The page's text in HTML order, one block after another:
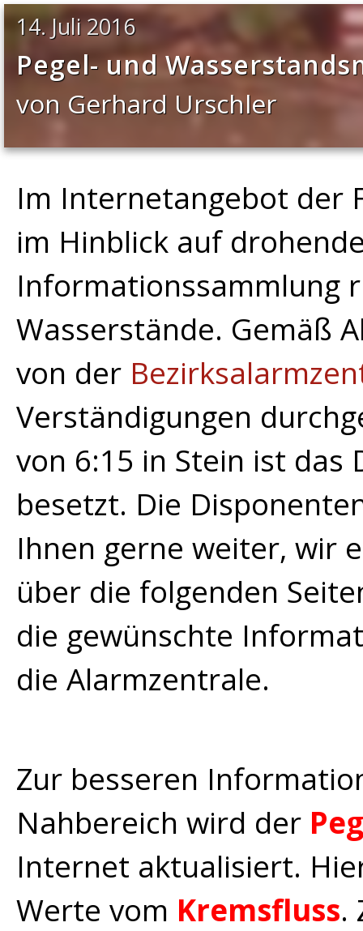
14. Juli 2016
Pegel- und
von Gerhard Urschler
Im Internetangebot der
im Hinblick auf
Informationssammlung
Wasserstände. Gemäß
von der
Verständigungen
von 6:15 in Stein ist
besetzt. Die
Ihnen gerne weiter, wir
über die folgenden
die gewünschte
die Alarmzentrale.
Zur besseren
Nahbereich wird der
Internet aktualisiert.
Werte vom Kremsfluss.